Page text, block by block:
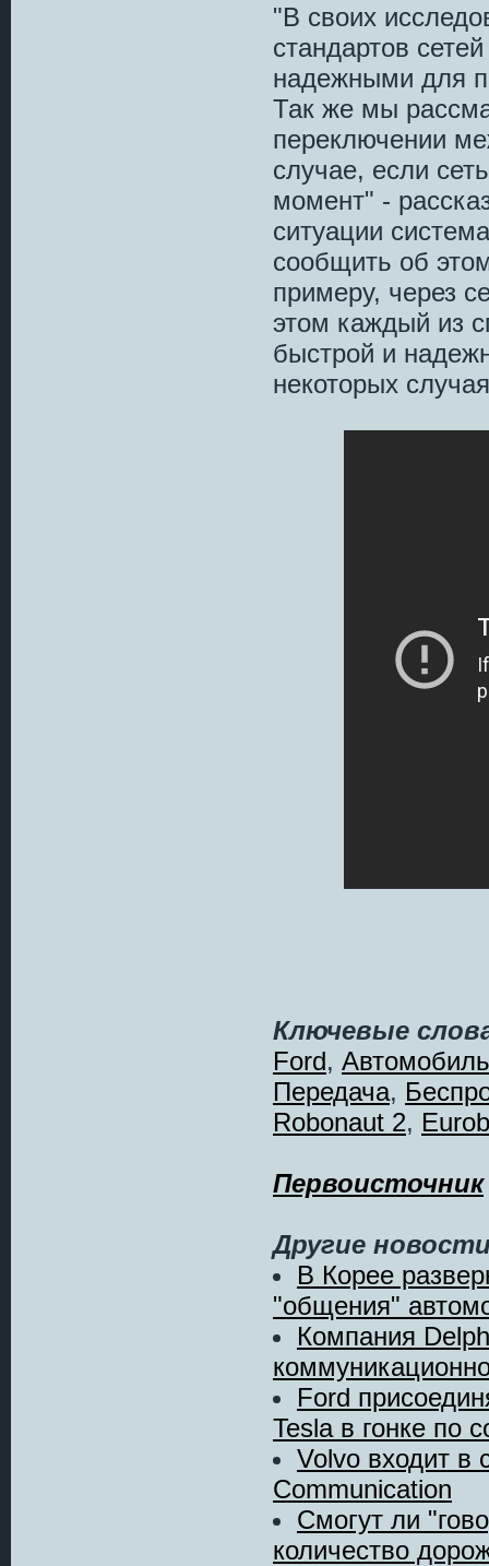
"В своих
стандартов
надежными для
Так же мы
переключении
случае, если
момент" -
ситуации
сообщить об
примеру, через
этом каждый из
быстрой и
некоторых
Ключевые
Ford, Автомобиль
Передача,
Robonaut 2,
Первоисточник
Другие
В Корее
"общения"
Компания
Ford
Tesla в гонке по
Volvo входит в
Communication
Смогут ли
количество